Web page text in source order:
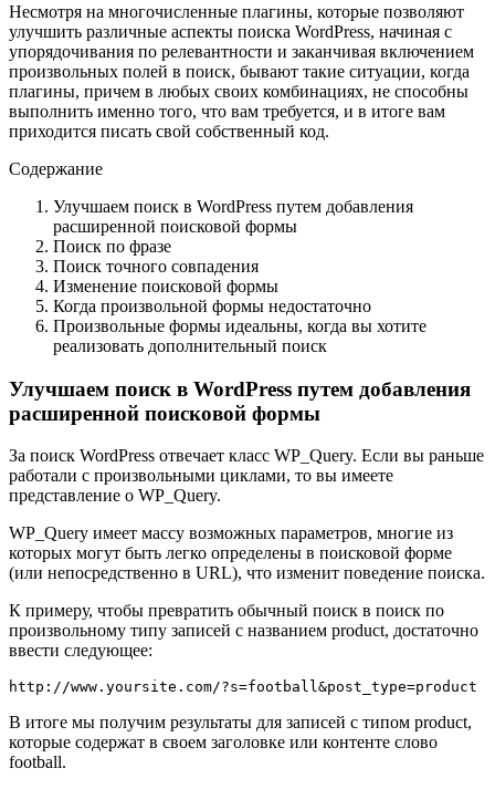
Несмотря на многочисленные плагины, которые позволяют
улучшить различные аспекты поиска WordPress, начиная с
упорядочивания по релевантности и заканчивая включением
произвольных полей в поиск, бывают такие ситуации, когда
плагины, причем в любых своих комбинациях, не способны
выполнить именно того, что вам требуется, и в итоге вам
приходится писать свой собственный код.
Содержание
Улучшаем поиск в WordPress путем добавления
расширенной поисковой формы
Поиск по фразе
Поиск точного совпадения
Изменение поисковой формы
Когда произвольной формы недостаточно
Произвольные формы идеальны, когда вы хотите
реализовать дополнительный поиск
Улучшаем поиск в WordPress путем добавления
расширенной поисковой формы
За поиск WordPress отвечает класс WP_Query. Если вы раньше
работали с произвольными циклами, то вы имеете
представление о WP_Query.
WP_Query имеет массу возможных параметров, многие из
которых могут быть легко определены в поисковой форме
(или непосредственно в URL), что изменит поведение поиска.
К примеру, чтобы превратить обычный поиск в поиск по
произвольному типу записей с названием product, достаточно
ввести следующее:
http://www.yoursite.com/?s=football&post_type=product
В итоге мы получим результаты для записей с типом product,
которые содержат в своем заголовке или контенте слово
football.